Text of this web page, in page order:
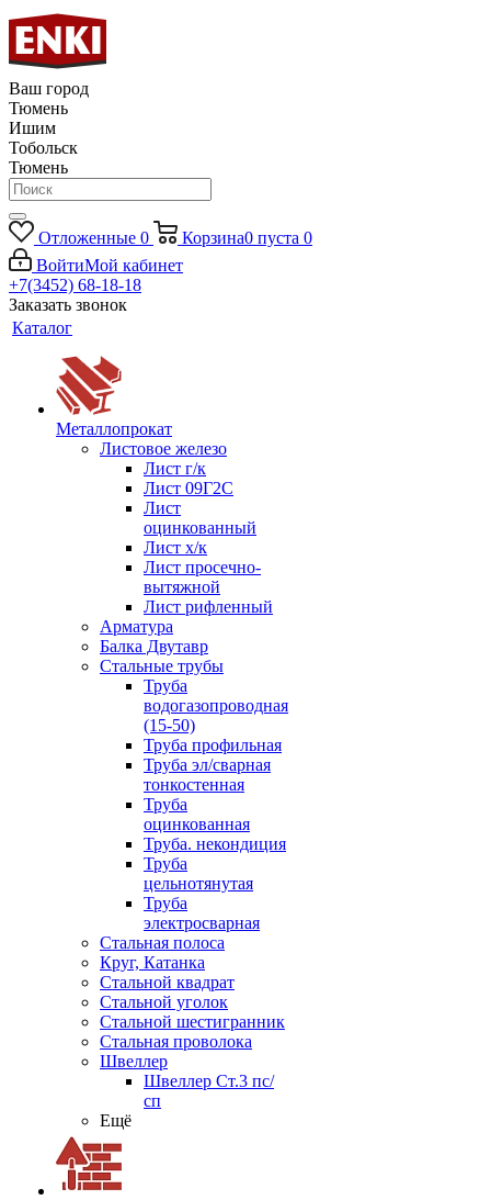
Ваш город
Тюмень
Ишим
Тобольск
Тюмень
Отложенные 0 Корзина0 пуста 0
ВойтиМой кабинет
+7(3452) 68-18-18
Заказать звонок
Каталог
Металлопрокат
Листовое железо
Лист г/к
Лист 09Г2С
Лист
оцинкованный
Лист х/к
Лист просечно-
вытяжной
Лист рифленный
Арматура
Балка Двутавр
Стальные трубы
Труба
водогазопроводная
(15-50)
Труба профильная
Труба эл/сварная
тонкостенная
Труба
оцинкованная
Труба. некондиция
Труба
цельнотянутая
Труба
электросварная
Стальная полоса
Круг, Катанка
Стальной квадрат
Стальной уголок
Стальной шестигранник
Стальная проволока
Швеллер
Швеллер Ст.3 пс/
сп
Ещё